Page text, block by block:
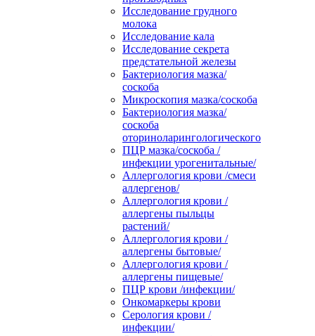
Исследование грудного
молока
Исследование кала
Исследование секрета
предстательной железы
Бактериология мазка/
соскоба
Микроскопия мазка/соскоба
Бактериология мазка/
соскоба
оториноларингологического
ПЦР мазка/соскоба /
инфекции урогенитальные/
Аллергология крови /смеси
аллергенов/
Аллергология крови /
аллергены пыльцы
растений/
Аллергология крови /
аллергены бытовые/
Аллергология крови /
аллергены пищевые/
ПЦР крови /инфекции/
Онкомаркеры крови
Серология крови /
инфекции/